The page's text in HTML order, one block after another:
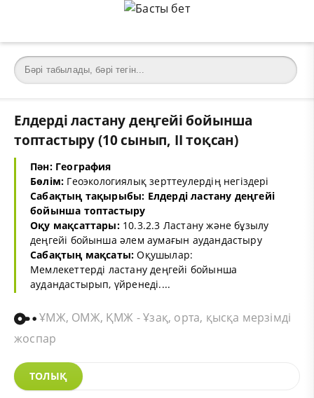
Елдерді ластану деңгейі бойынша
топтастыру (10 сынып, II тоқсан)
Пән: География
Бөлім: Геоэкологиялық зерттеулердің негіздері
Сабақтың тақырыбы: Елдерді ластану деңгейі
бойынша топтастыру
Оқу мақсаттары:10.3.2.3 Ластану және бұзылу
деңгейі бойынша әлем аумағын аудандастыру
Сабақтың мақсаты: Оқушылар:
Мемлекеттерді ластану деңгейі бойынша
аудандастырып, үйренеді....
ҰМЖ, ОМЖ, ҚМЖ - Ұзақ, орта, қысқа мерзімді
жоспар
ТОЛЫҚ